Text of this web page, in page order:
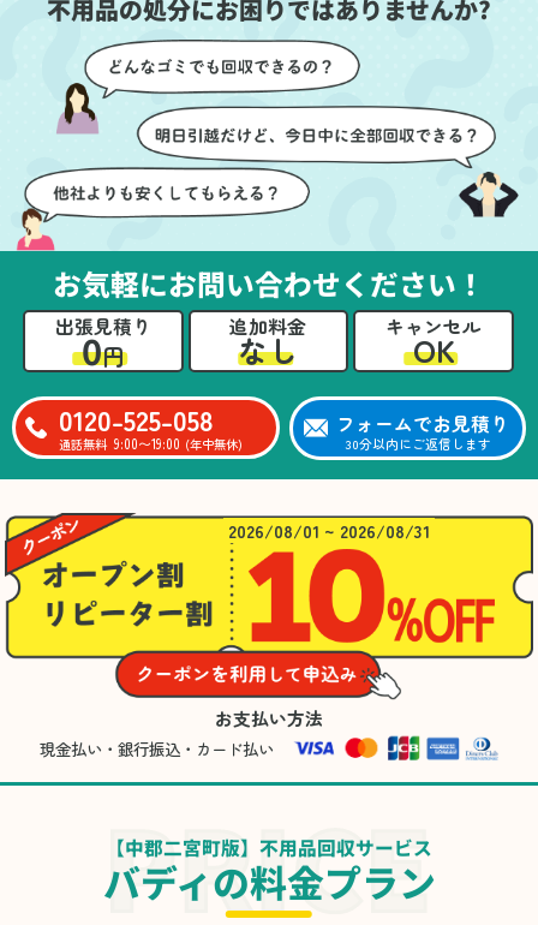
けたのがありがたかった
です。家族それぞれが必
要なものを確認しながら
進めることができ、安心
感を持って作業をお任せ
できました。さらに、作
業終了後には部屋全体を
清掃していただき、まる
で新しい家のような清潔
感に感動しました。
に細心の注意を払ってい
ただき、家全体がスムー
ズに片付いていくのがと
ても嬉しかったです。作
業が終わった後には、こ
ちらからお願いしなくて
も部屋を簡単に清掃して
いただけたのも好印象で
した。
いても教えていただき、
今後の片付けにも役立つ
知識が増えました。また
何かあれば、ぜひお願い
心のこもったサービスを
ありがとうございまし
た。
不用品の処分にお困りではありませんか?
お気軽にお問い合わせください！
出張見積り
0円
追加料金
なし
キャンセル
OK
0120-525-058
通話無料 9:00〜19:00 (年中無休)
フォームでお見積り
30分以内にご返信します
2026/08/01 ~ 2026/08/31
お支払い方法
現金払い・銀行振込・カード払い
【中郡二宮町版】不用品回収サービス
バディの料金プラン